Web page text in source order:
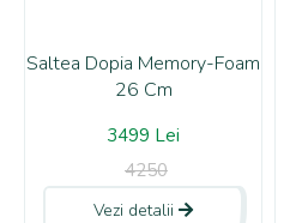
Saltea Dopia Memory-Foam
26 Cm
3499 Lei
4250
Vezi detalii